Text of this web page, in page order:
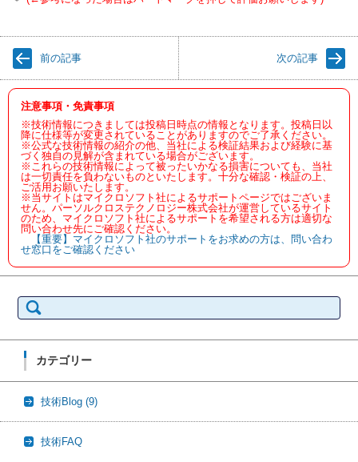
前の記事 次の記事
注意事項・免責事項
※技術情報につきましては投稿日時点の情報となります。投稿日以
降に仕様等が変更されていることがありますのでご了承ください。
※公式な技術情報の紹介の他、当社による検証結果および経験に基
づく独自の見解が含まれている場合がございます。
※これらの技術情報によって被ったいかなる損害についても、当社
は一切責任を負わないものといたします。十分な確認・検証の上、
ご活用お願いたします。
※当サイトはマイクロソフト社によるサポートページではございま
せん。パーソルクロステクノロジー株式会社が運営しているサイト
のため、マイクロソフト社によるサポートを希望される方は適切な
問い合わせ先にご確認ください。
【重要】マイクロソフト社のサポートをお求めの方は、問い合わ
せ窓口をご確認ください
索:
カテゴリー
技術Blog (9)
技術FAQ